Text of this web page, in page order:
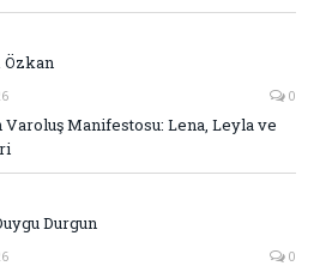
Özkan
0
Varoluş Manifestosu: Lena, Leyla ve
Durgun
0